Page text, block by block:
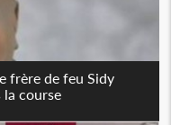
frère de feu Sidy
la course